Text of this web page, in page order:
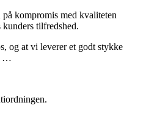
kompromis med kvaliteten
tilfredshed.
og at vi leverer et godt stykke
…